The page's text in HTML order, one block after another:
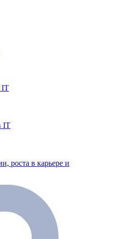
IT
IT
роста в карьере и